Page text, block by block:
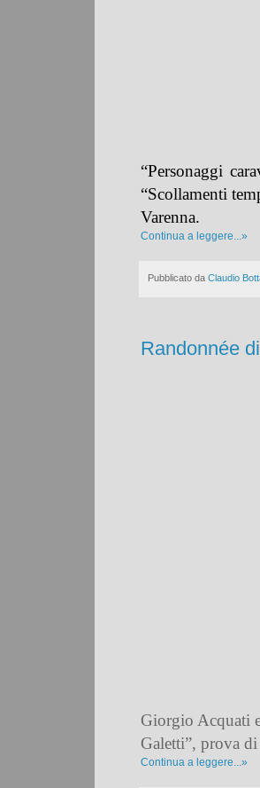
“Personaggi
“Scollamenti
Varenna.
Continua a leggere...»
Pubblicato da Claudio
Randonnée
Giorgio Acquati
Galetti”, prova
Continua a leggere...»